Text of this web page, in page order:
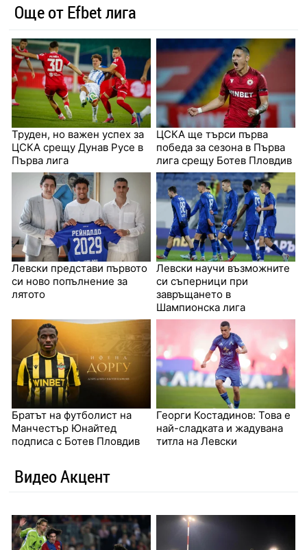
Още от Efbet лига
Труден, но важен успех за
ЦСКА срещу Дунав Русе в
Първа лига
ЦСКА ще търси първа
победа за сезона в Първа
лига срещу Ботев Пловдив
Левски представи първото
си ново попълнение за
лятото
Левски научи възможните
си съперници при
завръщането в
Шампионска лига
Братът на футболист на
Манчестър Юнайтед
подписа с Ботев Пловдив
Георги Костадинов: Това е
най-сладката и жадувана
титла на Левски
Видео Акцент